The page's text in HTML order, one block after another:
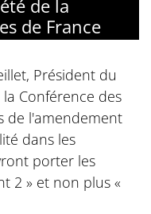
de la
de France
Président du
Conférence des
de l'amendement
dans les
porter les
2 » et non plus «